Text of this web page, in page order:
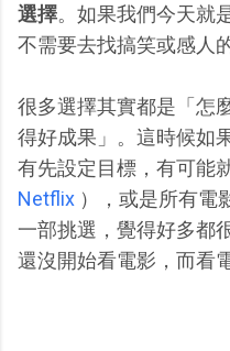
選擇。如果我們今天就
不需要去找搞笑或感人
很多選擇其實都是「怎
得好成果」。這時候如
有先設定目標，有可能
Netflix ），或是所有電
一部挑選，覺得好多都
還沒開始看電影，而看